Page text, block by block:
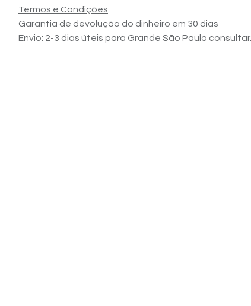
Termos e Condições
Garantia de devolução do dinheiro em 30 dias
Envio: 2-3 dias úteis para Grande São Paulo consultar.